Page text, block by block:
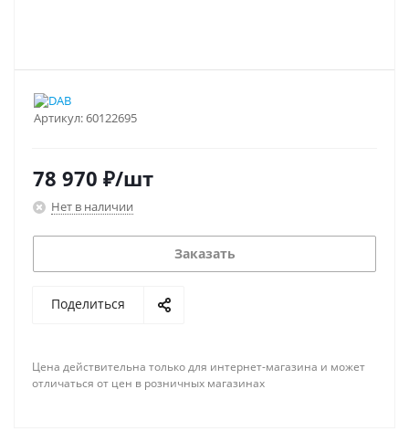
Артикул:60122695
78 970 ₽/шт
Нет в наличии
Заказать
Поделиться
Цена действительна только для интернет-магазина и может
отличаться от цен в розничных магазинах